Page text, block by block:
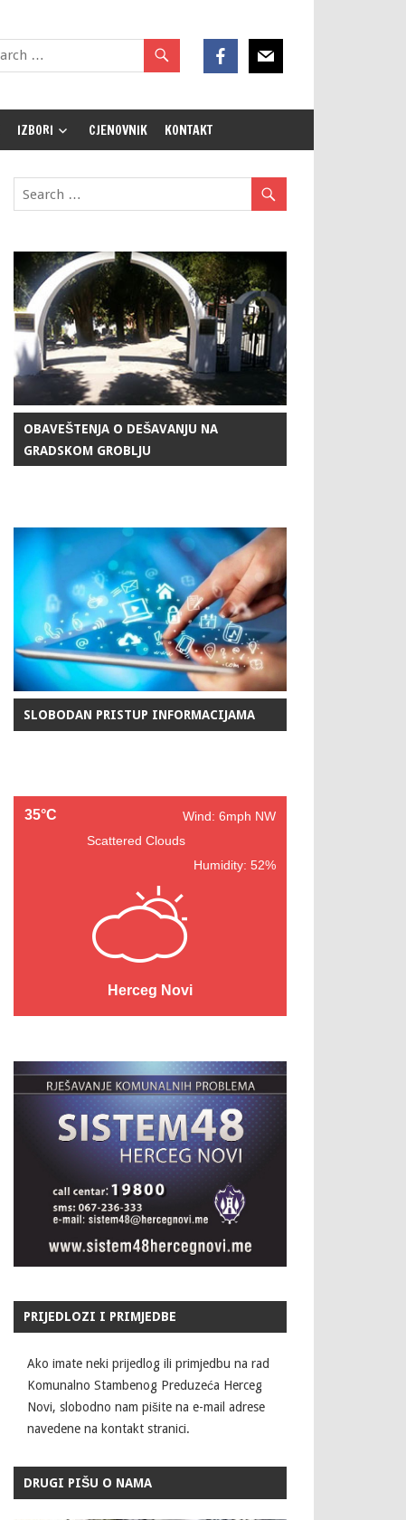
IZBORI CJENOVNIK KONTAKT
OBAVEŠTENJA O DEŠAVANJU NA
GRADSKOM GROBLJU
SLOBODAN PRISTUP INFORMACIJAMA
35°C
Wind: 6mph NW
Scattered Clouds
Humidity: 52%
Herceg Novi
PRIJEDLOZI I PRIMJEDBE
Ako imate neki prijedlog ili primjedbu na rad
Komunalno Stambenog Preduzeća Herceg
Novi, slobodno nam pišite na e-mail adrese
navedene na kontakt stranici.
DRUGI PIŠU O NAMA